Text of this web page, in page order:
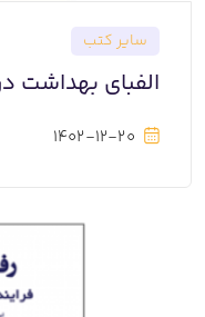
سایر کتب
الفبای بهداشت
1402-12-20